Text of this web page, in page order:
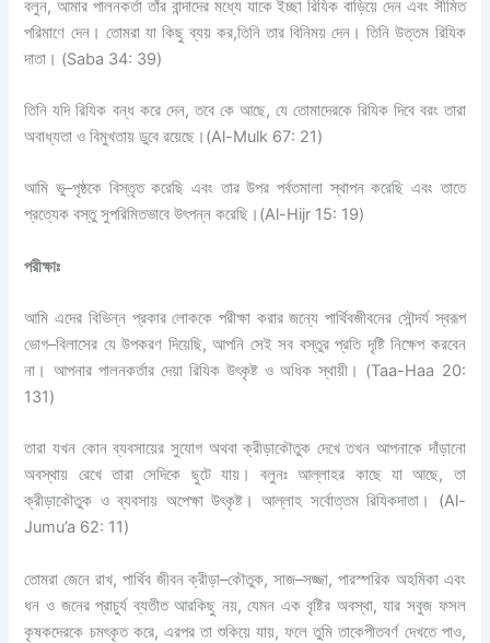
বলুন,আমার পালনকর্তা তাঁর বান্দাদের মধ্যে যাকে ইচ্ছা রিযিক বাড়িয়ে দেন এবং সীমিত
পরিমাণে দেন। তোমরা যা কিছু ব্যয় কর,তিনি তার বিনিময় দেন। তিনি উত্তম রিযিক
দাতা। (Saba 34: 39)
তিনি যদি রিযিক বন্ধ করে দেন,তবে কে আছে, যে তোমাদেরকে রিযিক দিবে বরং তারা
অবাধ্যতা ও বিমুখতায় ডুবে রয়েছে। (Al-Mulk 67: 21)
আমি ভু–পৃষ্ঠকে বিস্তৃত করেছি এবং তার উপর পর্বতমালা স্থাপন করেছি এবং তাতে
প্রত্যেক বস্তু সুপরিমিতভাবে উৎপন্ন করেছি। (Al-Hijr 15: 19)
পরীক্ষাঃ
আমি এদের বিভিন্ন প্রকার লোককে পরীক্ষা করার জন্যে পার্থিবজীবনের সৌন্দর্য স্বরূপ
ভোগ–বিলাসের যে উপকরণ দিয়েছি,আপনি সেই সব বস্তুর প্রতি দৃষ্টি নিক্ষেপ করবেন
না। আপনার পালনকর্তার দেয়া রিযিক উৎকৃষ্ট ও অধিক স্থায়ী। (Taa-Haa 20:
131)
তারা যখন কোন ব্যবসায়ের সুযোগ অথবা ক্রীড়াকৌতুক দেখে তখন আপনাকে দাঁড়ানো
অবস্থায় রেখে তারা সেদিকে ছুটে যায়। বলুনঃ আল্লাহর কাছে যা আছে,তা
ক্রীড়াকৌতুক ও ব্যবসায় অপেক্ষা উৎকৃষ্ট। আল্লাহ সর্বোত্তম রিযিকদাতা।
(Al-
Jumu’a 62: 11)
তোমরা জেনে রাখ, পার্থিব জীবন ক্রীড়া–কৌতুক,সাজ–সজ্জা,পারস্পরিক অহমিকা এবং
ধন ও জনের প্রাচুর্য ব্যতীত আরকিছু নয়,যেমন এক বৃষ্টির অবস্থা,যার সবুজ ফসল
কৃষকদেরকে চমৎকৃত করে, এরপর তা শুকিয়ে যায়,ফলে তুমি তাকেপীতবর্ণ দেখতে পাও,